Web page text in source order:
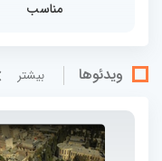
مناسب
ویدئوها بيشتر